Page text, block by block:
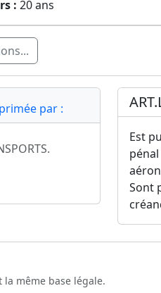
: 20 ans
par :
Est
Sont
même base légale.